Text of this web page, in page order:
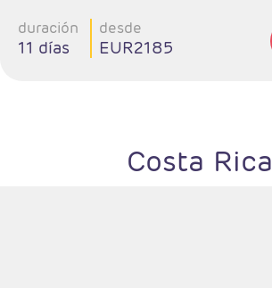
duración
11 días
desde
EUR2185
Costa Rica